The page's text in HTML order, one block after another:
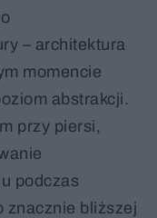
– architektura
momencie
abstrakcji.
przy piersi,
podczas
znacznie bliższej